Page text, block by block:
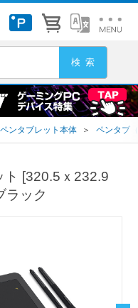
ペンタブレット本体 ＞ ペンタブ
ト [320.5ｘ232.9
ラック